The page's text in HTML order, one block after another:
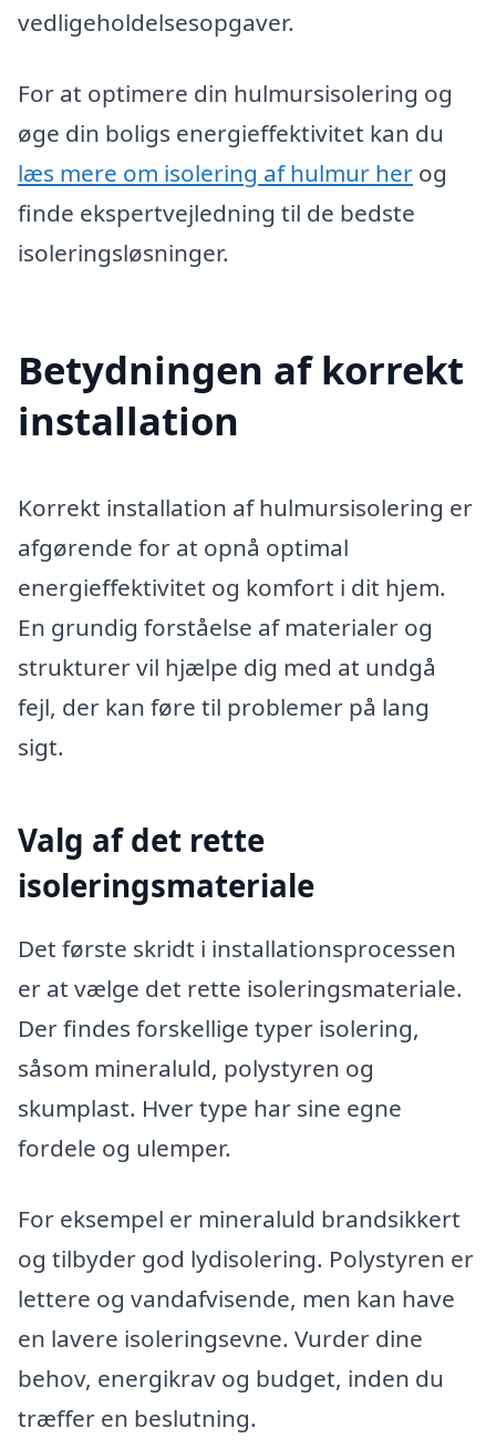
vedligeholdelsesopgaver.
For at optimere din hulmursisolering og
øge din boligs energieffektivitet kan du
læs mere om isolering af hulmur her og
finde ekspertvejledning til de bedste
isoleringsløsninger.
Betydningen af korrekt
installation
Korrekt installation af hulmursisolering er
afgørende for at opnå optimal
energieffektivitet og komfort i dit hjem.
En grundig forståelse af materialer og
strukturer vil hjælpe dig med at undgå
fejl, der kan føre til problemer på lang
sigt.
Valg af det rette
isoleringsmateriale
Det første skridt i installationsprocessen
er at vælge det rette isoleringsmateriale.
Der findes forskellige typer isolering,
såsom mineraluld, polystyren og
skumplast. Hver type har sine egne
fordele og ulemper.
For eksempel er mineraluld brandsikkert
og tilbyder god lydisolering. Polystyren er
lettere og vandafvisende, men kan have
en lavere isoleringsevne. Vurder dine
behov, energikrav og budget, inden du
træffer en beslutning.